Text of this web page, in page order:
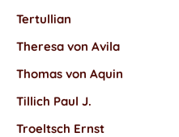
Tertullian
Theresa von Avila
Thomas von Aquin
Tillich Paul J.
Troeltsch Ernst